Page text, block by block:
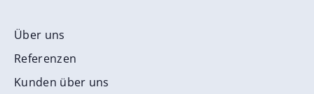
Über uns
Referenzen
Kunden über uns